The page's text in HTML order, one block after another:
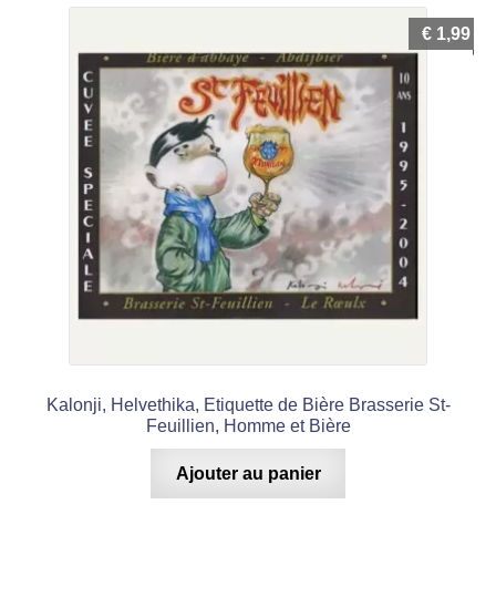
Kalonji, Helvethika, Etiquette de Bière Brasserie St-
Feuillien, Homme et Bière
€ 1,99
Ajouter au panier